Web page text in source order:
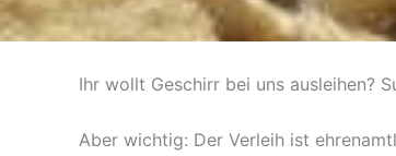
Ihr wollt Geschirr bei uns ausleihen?
Aber wichtig: Der Verleih ist